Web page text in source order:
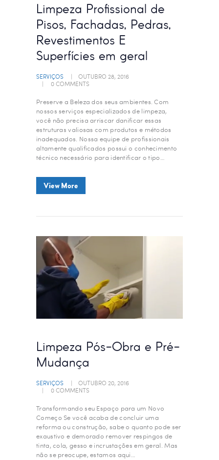
Limpeza Profissional de
Pisos, Fachadas, Pedras,
Revestimentos E
Superfícies em geral
SERVIÇOS
OUTUBRO 28, 2016
0COMMENTS
Preserve a Beleza dos seus ambientes. Com
nossos serviços especializados de limpeza,
você não precisa arriscar danificar essas
estruturas valiosas com produtos e métodos
inadequados. Nossa equipe de profissionais
altamente qualificados possui o conhecimento
técnico necessário para identificar o tipo…
View More
Limpeza Pós-Obra e Pré-
Mudança
SERVIÇOS
OUTUBRO 20, 2016
0COMMENTS
Transformando seu Espaço para um Novo
Começo Se você acaba de concluir uma
reforma ou construção, sabe o quanto pode ser
exaustivo e demorado remover respingos de
tinta, cola, gesso e incrustações em geral. Mas
não se preocupe, estamos aqui…